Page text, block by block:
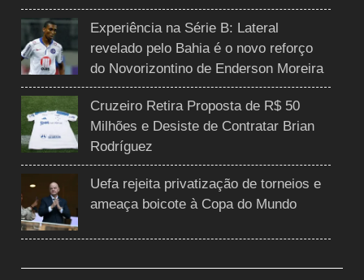
Experiência na Série B: Lateral
revelado pelo Bahia é o novo reforço
do Novorizontino de Enderson Moreira
Cruzeiro Retira Proposta de R$ 50
Milhões e Desiste de Contratar Brian
Rodríguez
Uefa rejeita privatização de torneios e
ameaça boicote à Copa do Mundo